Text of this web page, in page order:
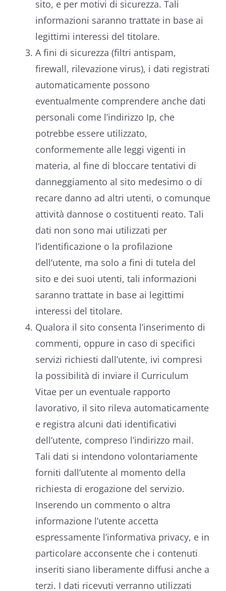
sito, e per motivi di sicurezza. Tali
informazioni saranno trattate in base ai
legittimi interessi del titolare.
A fini di sicurezza (filtri antispam,
firewall, rilevazione virus), i dati registrati
automaticamente possono
eventualmente comprendere anche dati
personali come l’indirizzo Ip, che
potrebbe essere utilizzato,
conformemente alle leggi vigenti in
materia, al fine di bloccare tentativi di
danneggiamento al sito medesimo o di
recare danno ad altri utenti, o comunque
attività dannose o costituenti reato. Tali
dati non sono mai utilizzati per
l’identificazione o la profilazione
dell’utente, ma solo a fini di tutela del
sito e dei suoi utenti, tali informazioni
saranno trattate in base ai legittimi
interessi del titolare.
Qualora il sito consenta l’inserimento di
commenti, oppure in caso di specifici
servizi richiesti dall’utente, ivi compresi
la possibilità di inviare il Curriculum
Vitae per un eventuale rapporto
lavorativo, il sito rileva automaticamente
e registra alcuni dati identificativi
dell’utente, compreso l’indirizzo mail.
Tali dati si intendono volontariamente
forniti dall’utente al momento della
richiesta di erogazione del servizio.
Inserendo un commento o altra
informazione l’utente accetta
espressamente l’informativa privacy, e in
particolare acconsente che i contenuti
inseriti siano liberamente diffusi anche a
terzi. I dati ricevuti verranno utilizzati